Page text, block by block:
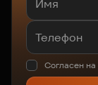
Согласен на